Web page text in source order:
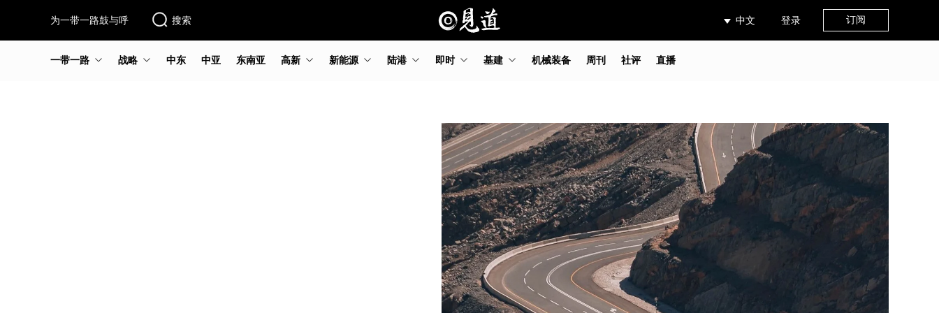
为一带一路鼓与呼 搜索 中文 登录 订阅
一带一路 战略 中东 中亚 东南亚 高新 新能源 陆港 即时 基建 机械装备 周刊 社评 直播